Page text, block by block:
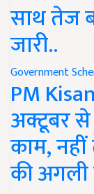
साथ तेज
जारी..
Government
PM
अक्टूबर
काम,
की अगली